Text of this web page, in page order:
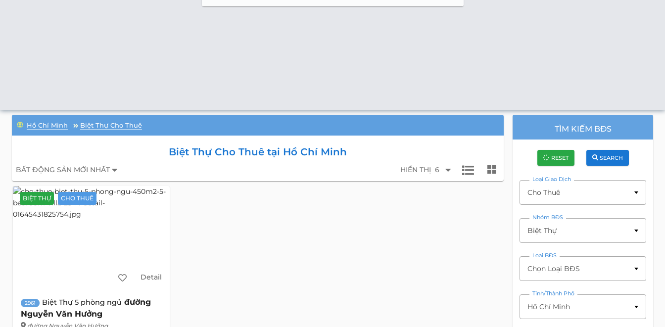
Hồ Chí Minh Biệt Thự Cho Thuê
Biệt Thự Cho Thuê tại Hồ Chí Minh
BẤT ĐỘNG SẢN MỚI NHẤT HIỂN THỊ 6
BIỆT THỰ CHO THUÊ
Detail
2961 Biệt Thự 5 phòng ngủ đường
Nguyễn Văn Hưởng
TÌM KIẾM BĐS
RESET SEARCH
Loại Giao Dịch
Cho Thuê
Nhóm BĐS
Biệt Thự
Loại BĐS
Chọn Loại BĐS
Tỉnh/Thành Phố
Hồ Chí Minh